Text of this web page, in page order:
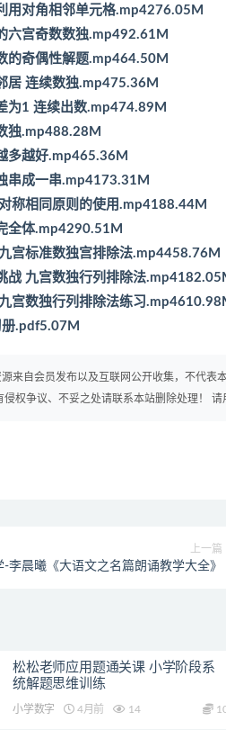
用对角相邻单元格.mp4276.05M
六宫奇数数独.mp492.61M
的奇偶性解题.mp464.50M
居 连续数独.mp475.36M
为1 连续出数.mp474.89M
独.mp488.28M
多越好.mp465.36M
串成一串.mp4173.31M
称相同原则的使用.mp4188.44M
全体.mp4290.51M
宫标准数独宫排除法.mp4458.76M
战 九宫数独行列排除法
宫数独行列排除法练习
.pdf5.07M
来自会员发布以及互联网公开收集，不代表
侵权争议、不妥之处请联系本站删除处理！
上一篇
-李晨曦《大语文之名篇朗诵教学大全》
松松老师应用题通关课 小学阶段系
统解题思维训练
小学数字 4月前 14